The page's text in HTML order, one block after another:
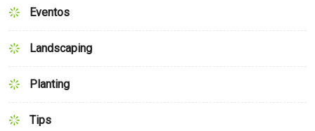
Eventos
Landscaping
Planting
Tips